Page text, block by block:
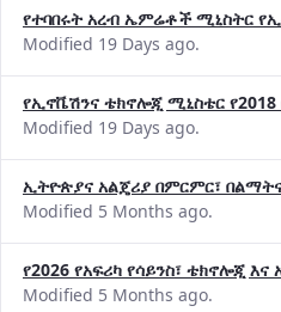
የተባበሩት አረብ ኤምሬቶች ሚኒስትር
Modified 19 Days ago.
የኢኖቬሽንና ቴክኖሎጂ ሚኒስቴር
Modified 19 Days ago.
ኢትዮጵያና አልጄሪያ በምርምር፣
Modified 5 Months ago.
የ2026 የአፍሪካ የሳይንስ፣ ቴክኖሎጂ
Modified 5 Months ago.